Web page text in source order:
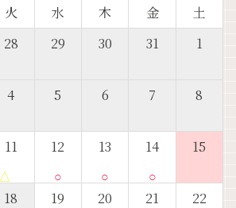
火 水 木 金
土
28 29 30 31 1
4 5 6 7 8
11
△
12
○
13
○
14
○
15
18 19 20 21 22